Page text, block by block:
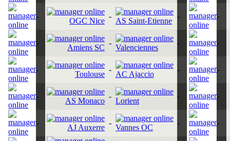
-
OGC Nice
-
AS Saint-Etienne
- -
-
Amiens SC
-
Valenciennes
- -
-
Toulouse
-
AC Ajaccio
- -
-
AS Monaco
-
Lorient
- -
-
AJ Auxerre
-
Vannes OC
- -